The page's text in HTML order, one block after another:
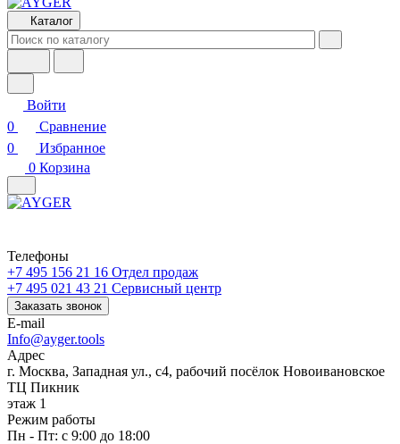
Каталог
Войти
0
Сравнение
0
Избранное
0 Корзина
Телефоны
+7 495 156 21 16 Отдел продаж
+7 495 021 43 21 Cервисный центр
Заказать звонок
E-mail
Info@ayger.tools
Адрес
г. Москва, Западная ул., с4, рабочий посёлок Новоивановское
ТЦ Пикник
этаж 1
Режим работы
Пн - Пт: с 9:00 до 18:00